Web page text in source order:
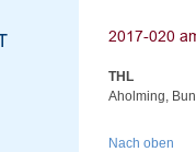
THL
Aholming,
Nach oben